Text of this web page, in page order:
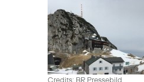
Credits: BR Pressebild